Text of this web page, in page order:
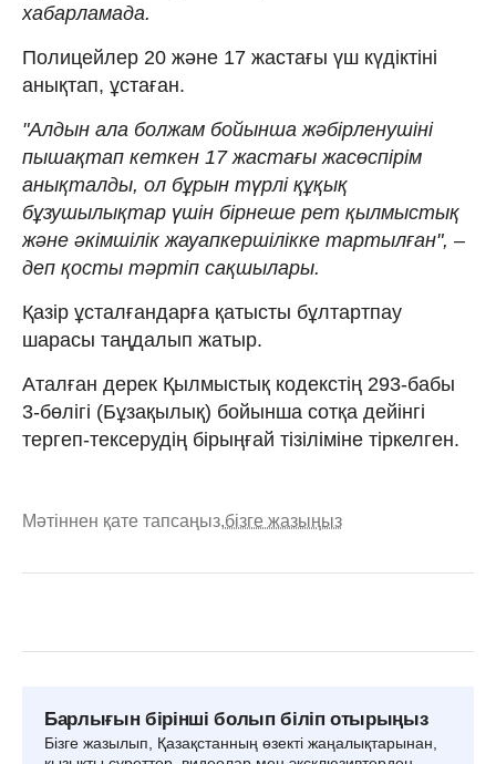
хабарламада.
Полицейлер 20 және 17 жастағы үш күдіктіні
анықтап, ұстаған.
"Алдын ала болжам бойынша жәбірленушіні
пышақтап кеткен 17 жастағы жасөспірім
анықталды, ол бұрын түрлі құқық
бұзушылықтар үшін бірнеше рет қылмыстық
және әкімшілік жауапкершілікке тартылған", –
деп қосты тәртіп сақшылары.
Қазір ұсталғандарға қатысты бұлтартпау
шарасы таңдалып жатыр.
Аталған дерек Қылмыстық кодекстің 293-бабы
3-бөлігі (Бұзақылық) бойынша сотқа дейінгі
тергеп-тексерудің бірыңғай тізіліміне тіркелген.
Мәтіннен қате тапсаңыз,бізге жазыңыз
Барлығын бірінші болып біліп отырыңыз
Бізге жазылып, Қазақстанның өзекті жаңалықтарынан,